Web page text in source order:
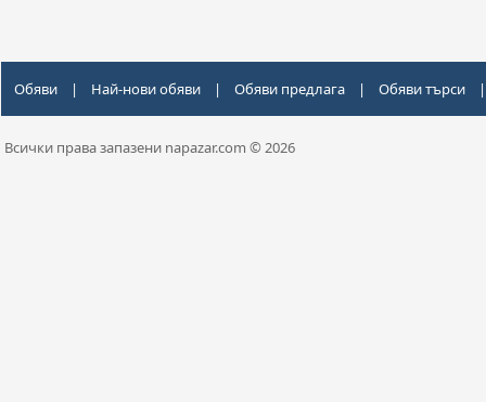
Обяви | Най-нови обяви | Обяви предлага | Обяви търси |
Всички права запазени napazar.com © 2026